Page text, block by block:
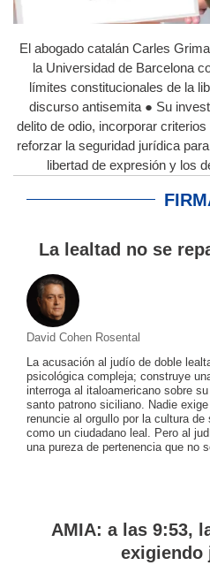
El abogado catalán Carles
la Universidad de Barcelona
límites constitucionales de la
discurso antisemita ● Su
delito de odio, incorporar
reforzar la seguridad jurídica
libertad de expresión y los
La lealtad no se
David Cohen Rosental
La acusación al judío de doble
psicológica compleja; construye
interroga al italoamericano sobre
santo patrono siciliano. Nadie
renuncie al orgullo por la cultura
como un ciudadano leal. Pero al
una pureza de pertenencia que no
AMIA: a las 9:53,
exigiendo